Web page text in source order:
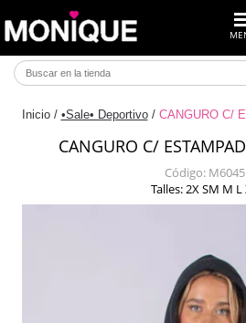
Inicio / •Sale• Deportivo / CANGURO C/
CANGURO C/
Código: M6045
Talles: 2X SM M L